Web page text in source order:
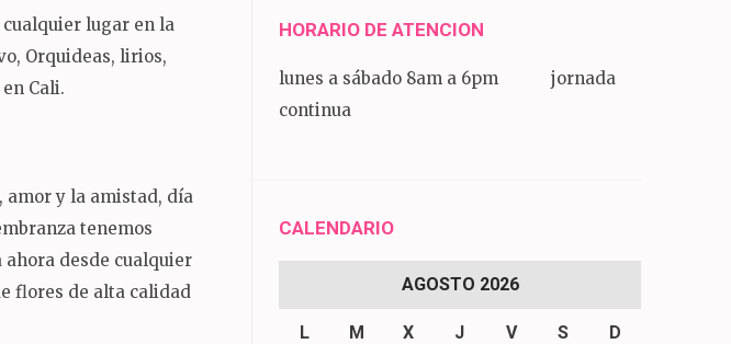
lugar en la
Orquideas, lirios,
Cali.
amor y la amistad, día
tenemos
ahora desde cualquier
flores de alta calidad
HORARIO DE ATENCION
lunes a sábado 8am a 6pm jornada
continua
CALENDARIO
AGOSTO 2026
L M X J V S D